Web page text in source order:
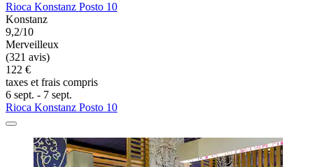
Rioca Konstanz Posto 10
Konstanz
9,2/10
Merveilleux
(321 avis)
122 €
taxes et frais compris
6 sept. - 7 sept.
Rioca Konstanz Posto 10